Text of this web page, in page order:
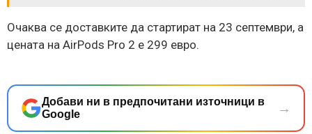
Очаква се доставките да стартират на 23 септември, а
цената на AirPods Pro 2 е 299 евро.
Добави ни в предпочитани източници в
Google
→